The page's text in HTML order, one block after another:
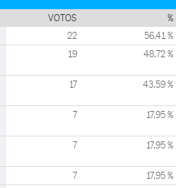
VOTOS %
22 56,41 %
19 48,72 %
17 43,59 %
7 17,95 %
7 17,95 %
7 17,95 %